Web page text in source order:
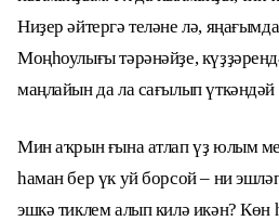
Ниҙер әйтергә теләне лә,
Моңһоулығы тәрәнәйҙе,
маңлайын да ла сағылып үткәндәй
Мин аҡрын ғына атлап үҙ юлым
һаман бер үк уй борсой – ни
эшкә тиклем алып килә икән? Көн